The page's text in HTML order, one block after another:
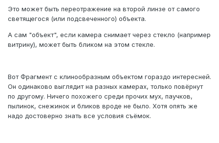
Это может быть переотражение на второй линзе от самого
светящегося (или подсвеченного) объекта.
А сам "объект", если камера снимает через стекло (например
витрину), может быть бликом на этом стекле.
Вот Фрагмент с клинообразным объектом гораздо интересней.
Он одинаково выглядит на разных камерах, только повёрнут
по другому. Ничего похожего среди прочих мух, паучков,
пылинок, снежинок и бликов вроде не было. Хотя опять же
надо достоверно знать все условия съёмок.